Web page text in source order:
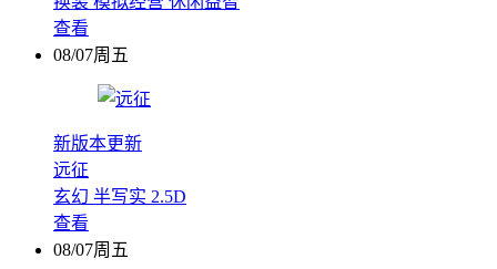
查看
08/07周五
新版本更新
远征
玄幻 半写实 2.5D
查看
08/07周五